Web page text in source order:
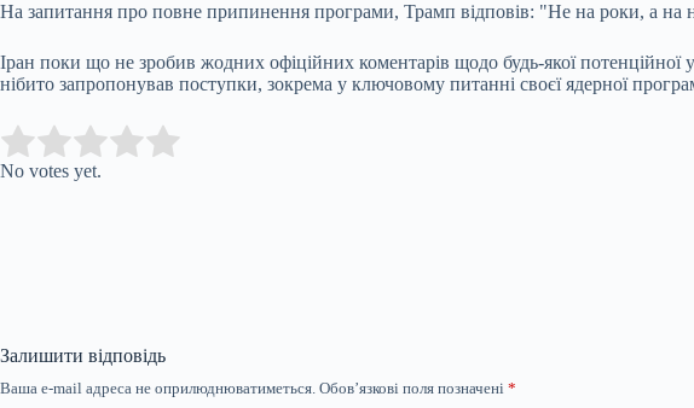
На запитання про повне припинення програми, Трамп відповів: "Не на роки, а на
Іран поки що не зробив жодних офіційних коментарів щодо будь-якої
нібито запропонував поступки, зокрема у ключовому питанні своєї ядерної
Rate this item:
No votes yet.
Залишити відповідь
Ваша e-mail адреса не оприлюднюватиметься. Обов’язкові поля позначені *